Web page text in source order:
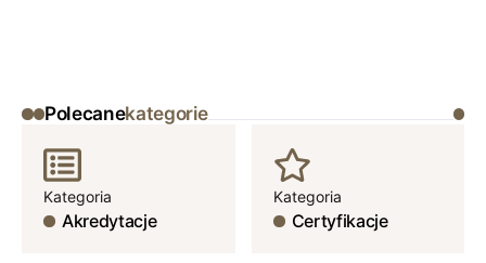
Polecanekategorie
Kategoria
Akredytacje
Kategoria
Certyfikacje